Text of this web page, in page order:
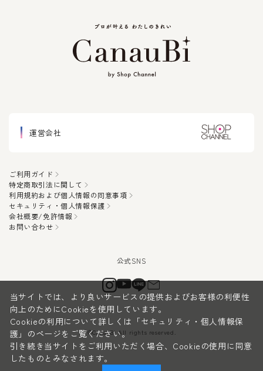
運営会社
ご利用ガイド
特定商取引法に関して
利用規約および個人情報の同意事項
セキュリティ・個人情報保護
会社概要/免許情報
お問い合わせ
©CanauBi All rights reserved.
当サイトでは、より良いサービスの提供およびお客様の利便性
向上のためにCookieを使用しています。
Cookieの利用について詳しくは 「セキュリティ・個人情報保
護」 のページをご覧ください。
引き続き当サイトをご利用いただく場合、Cookieの使用に同意
したものとみなされます。